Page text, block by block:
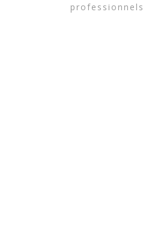
professionnels